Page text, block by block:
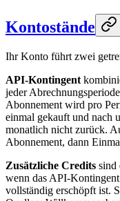
Kontostände
Ihr Konto führt zwei
API-Kontingent
jeder
Abonnement wird pro
einmal gekauft und nach
monatlich nicht zurück.
Abonnement, dann
Zusätzliche Credits sind
wenn das API-
vollständig erschöpft ist.